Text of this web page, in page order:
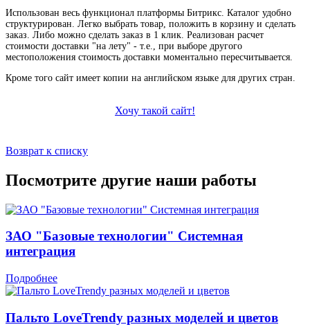
Использован весь функционал платформы Битрикс. Каталог удобно
структурирован. Легко выбрать товар, положить в корзину и сделать
заказ. Либо можно сделать заказ в 1 клик. Реализован расчет
стоимости доставки "на лету" - т.е., при выборе другого
местоположения стоимость доставки моментально пересчитывается.
Кроме того сайт имеет копии на английском языке для других стран.
Хочу такой сайт!
Возврат к списку
Посмотрите другие наши работы
ЗАО "Базовые технологии" Системная
интеграция
Подробнее
Пальто LoveTrendy разных моделей и цветов